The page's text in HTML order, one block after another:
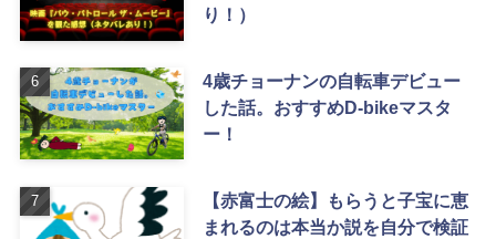
り！）
4歳チョーナンの自転車デビュー
した話。おすすめD-bikeマスタ
ー！
【赤富士の絵】もらうと子宝に恵
まれるのは本当か説を自分で検証